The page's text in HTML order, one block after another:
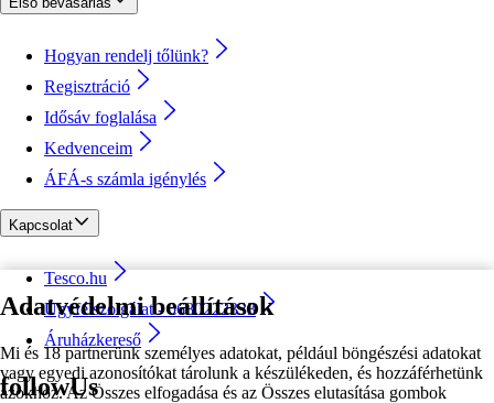
Adatvédelmi beállítások
Mi és 18 partnerünk személyes adatokat, például böngészési adatokat
vagy egyedi azonosítókat tárolunk a készülékeden, és hozzáférhetünk
azokhoz. Az Összes elfogadása és az Összes elutasítása gombok
Hogyan rendelj tőlünk?
Regisztráció
Idősáv foglalása
Kedvenceim
ÁFÁ-s számla igénylés
Kapcsolat
Tesco.hu
Ügyfélszolgálat - 0680222333
Áruházkereső
followUs